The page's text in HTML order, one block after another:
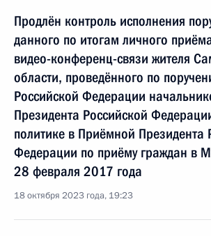
Продлён контроль исполнения
данного по итогам личного
видео-конференц-связи жителя
области, проведённого по
Российской Федерации
Президента Российской
политике в Приёмной Президента
Федерации по приёму граждан в
28 февраля 2017 года
18 октября 2023 года, 19:23